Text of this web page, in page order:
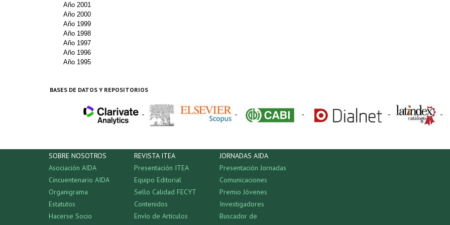
Año 2001
Año 2000
Año 1999
Año 1998
Año 1997
Año 1996
Año 1995
BASES DE DATOS Y REPOSITORIOS
- - - - -
SOBRE NOSOTROS
Asociación AIDA
Cincuentenario AIDA
Organigrama
Estatutos
Hacerse Socio
REVISTA ITEA
Presentación ITEA
Equipo Editorial
Sello Calidad FECYT
Contenidos
Envío de Artículos
JORNADAS AIDA
Presentación Jornadas
Comunicaciones
Premio Jóvenes
Investigadores
Buscador de